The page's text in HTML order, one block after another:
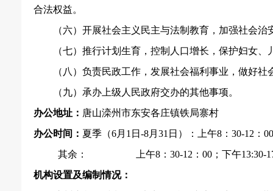
合法权益。
（六）开展社会主义民主与法制教育，加强社会
（七）推行计划生育，控制人口增长，保护妇女
（八）负责民政工作，发展社会福利事业，做好
（九）承办上级人民政府交办的其他事项。
办公地址： 唐山滦州市东安各庄镇铁局寨村
办公时间： 夏季（6月1日-8月31日）：上午8：30-12：
其余： 上午8：30-12：00；下午13:30-
机构设置及编制情况：